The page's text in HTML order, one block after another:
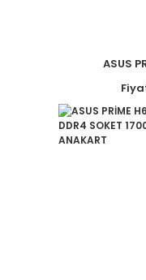
ASUS